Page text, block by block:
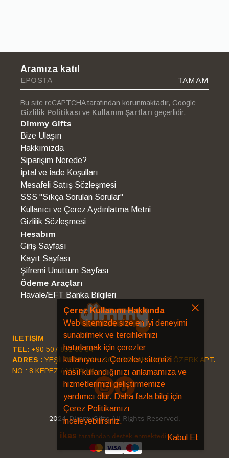
Çerez Kullanımı Hakkında
Web sitemizde size en iyi deneyimi
sunabilmek ve tercihlerinizi
hatırlamak için çerezler
kullanıyoruz. Çerezler, sitemizi
nasıl kullandığınızı anlamamıza ve
hizmetlerimizi geliştirmemize
yardımcı olur. Daha fazla bilgi için
Çerez Politikamızı
inceleyebilirsiniz.
Kabul Et
Dimmy Gifts
Bize Ulaşın
Hakkımızda
Siparişim Nerede?
İptal ve İade Koşulları
Mesafeli Satış Sözleşmesi
SSS "Sıkça Sorulan Sorular"
Kullanıcı ve Çerez Aydınlatma Metni
Gizlilik Sözleşmesi
Hesabım
Giriş Sayfası
Kayıt Sayfası
Şifremi Unuttum Sayfası
Ödeme Araçları
Havale/EFT Banka Bilgileri
Aramıza katıl
TAMAM
Bu site reCAPTCHA tarafından korunmaktadır, Google
Gizlilik Politikası ve Kullanım Şartları geçerlidir.
İLETİŞİM
TEL: +90 507 852 63 34
ADRES : YEŞİLTEPE MAH. 2674 SOKAK YAŞAR ÖZERK APT.
NO : 8 KEPEZ / ANTALYA
2024 DimmyGifts All Rights Reserved.
ikas tarafından desteklenmektedir.